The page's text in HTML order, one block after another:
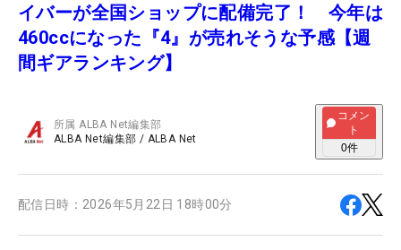
イバーが全国ショップに配備完了！ 今年は
460ccになった『4』が売れそうな予感【週
間ギアランキング】
所属ALBA Net編集部
ALBA Net編集部 / ALBA Net
コメン
ト
0件
配信日時： 2026年5月22日 18時00分